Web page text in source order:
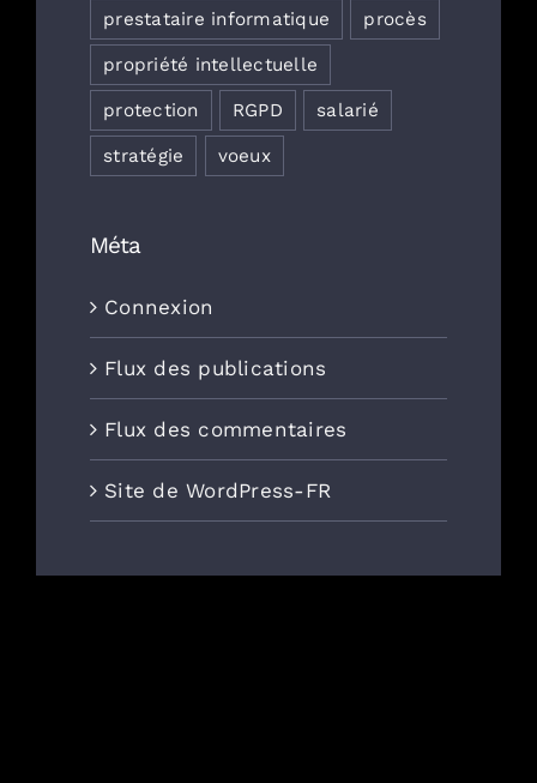
prestataire informatique procès
propriété intellectuelle
protection RGPD salarié
stratégie voeux
Méta
Connexion
Flux des publications
Flux des commentaires
Site de WordPress-FR